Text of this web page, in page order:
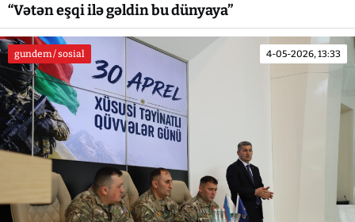
“Vətən eşqi ilə gəldin bu dünyaya”
gundem / sosial 4-05-2026, 13:33